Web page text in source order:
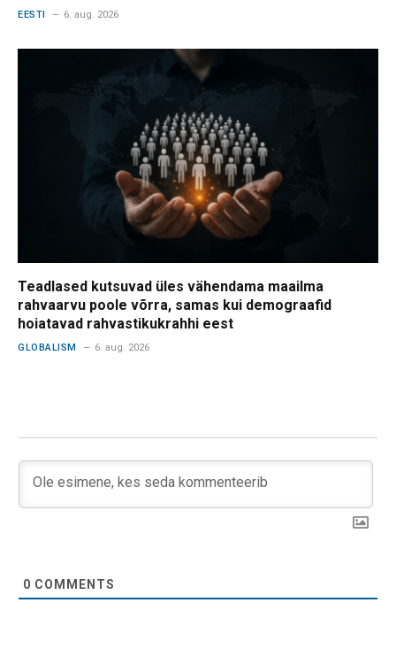
EESTI 6. aug. 2026
Teadlased kutsuvad üles vähendama maailma
rahvaarvu poole võrra, samas kui demograafid
hoiatavad rahvastikukrahhi eest
GLOBALISM 6. aug. 2026
0 COMMENTS